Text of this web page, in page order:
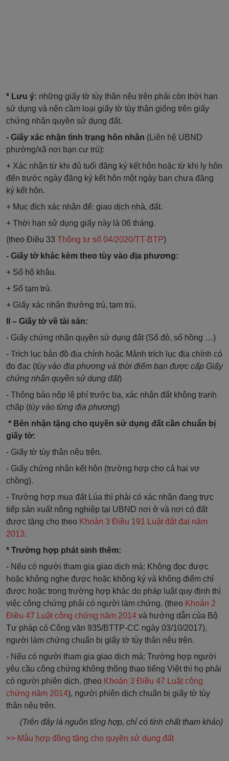
* Lưu ý: những giấy tờ tùy thân nêu trên phải còn thời hạn
sử dụng và nên cầm loại giấy tờ tùy thân giống trên giấy
chứng nhận quyền sử dụng đất.
- Giấy xác nhận tình trạng hôn nhân (Liên hệ UBND
phường/xã nơi bạn cư trú):
+ Xác nhận từ khi đủ tuổi đăng ký kết hôn hoặc từ khi ly hôn
đến trước ngày đăng ký kết hôn một ngày bạn chưa đăng
ký kết hôn.
+ Mục đích xác nhận để: giao dịch nhà, đất.
+ Thời hạn sử dụng giấy này là 06 tháng.
(theo Điều 33 Thông tư số 04/2020/TT-BTP)
- Giấy tờ khác kèm theo tùy vào địa phương:
+ Sổ hộ khâu.
+ Sổ tạm trú.
+ Giấy xác nhận thường trú, tạm trú.
II – Giấy tờ về tài sản:
- Giấy chứng nhận quyền sử dụng đất (Sổ đỏ, sổ hồng …)
- Trích lục bản đồ địa chính hoặc Mảnh trích lục địa chính có
đo đạc (tùy vào địa phương và thời điểm bạn được cấp Giấy
chứng nhận quyền sử dụng đất)
- Thông báo nộp lệ phí trước bạ, xác nhận đất không tranh
chấp (tùy vào từng địa phương)
* Bên nhận tặng cho quyền sử dụng đất cần chuẩn bị
giấy tờ:
- Giấy tờ tùy thân nêu trên.
- Giấy chứng nhận kết hôn (trường hợp cho cả hai vợ
chồng).
- Trường hợp mua đất Lúa thì phải có xác nhận đang trực
tiếp sản xuất nông nghiệp tại UBND nơi ở và nơi có đất
được tặng cho theo Khoản 3 Điều 191 Luật đất đai năm
2013.
* Trường hợp phát sinh thêm:
- Nếu có người tham gia giao dịch mà: Không đọc được
hoặc không nghe được hoặc không ký và không điểm chỉ
được hoặc trong trường hợp khác do pháp luật quy định thì
việc công chứng phải có người làm chứng. (theo Khoản 2
Điều 47 Luật công chứng năm 2014 và hướng dẫn của Bộ
Tư pháp có Công văn 935/BTTP-CC ngày 03/10/2017),
người làm chứng chuẩn bị giấy tờ tùy thân nêu trên.
- Nếu có người tham gia giao dịch mà: Trường hợp người
yêu cầu công chứng không thông thạo tiếng Việt thì họ phải
có người phiên dịch. (theo Khoản 3 Điều 47 Luật công
chứng năm 2014), người phiên dịch chuẩn bị giấy tờ tùy
thân nêu trên.
(Trên đây là nguồn tổng hợp, chỉ có tính chất tham khảo)
>> Mẫu hợp đồng tặng cho quyền sử dụng đất